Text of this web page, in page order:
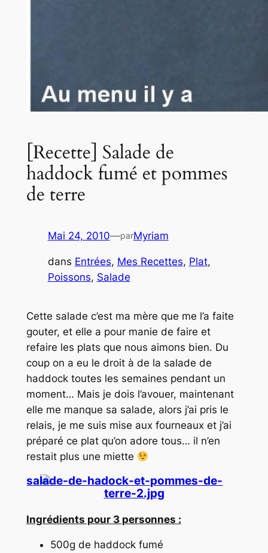
[Recette] Salade de
haddock fumé et pommes
de terre
Mai 24, 2010—parMyriam
dans Entrées, Mes Recettes, Plat
Poissons, Salade
Cette salade c’est ma mère que me l’a faite
gouter, et elle a pour manie de faire et
refaire les plats que nous aimons bien. Du
coup on a eu le droit à de la salade de
haddock toutes les semaines pendant un
moment… Mais je dois l’avouer, maintenant
elle me manque sa salade, alors j’ai pris le
relais, je me suis mise aux fourneaux et j’ai
préparé ce plat qu’on adore tous… il n’en
restait plus une miette
Ingrédients pour 3 personnes :
500g de haddock fumé